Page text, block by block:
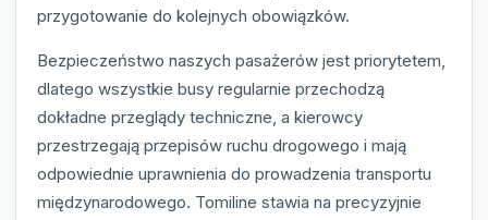
przygotowanie do kolejnych obowiązków.
Bezpieczeństwo naszych pasażerów jest priorytetem,
dlatego wszystkie busy regularnie przechodzą
dokładne przeglądy techniczne, a kierowcy
przestrzegają przepisów ruchu drogowego i mają
odpowiednie uprawnienia do prowadzenia transportu
międzynarodowego. Tomiline stawia na precyzyjnie